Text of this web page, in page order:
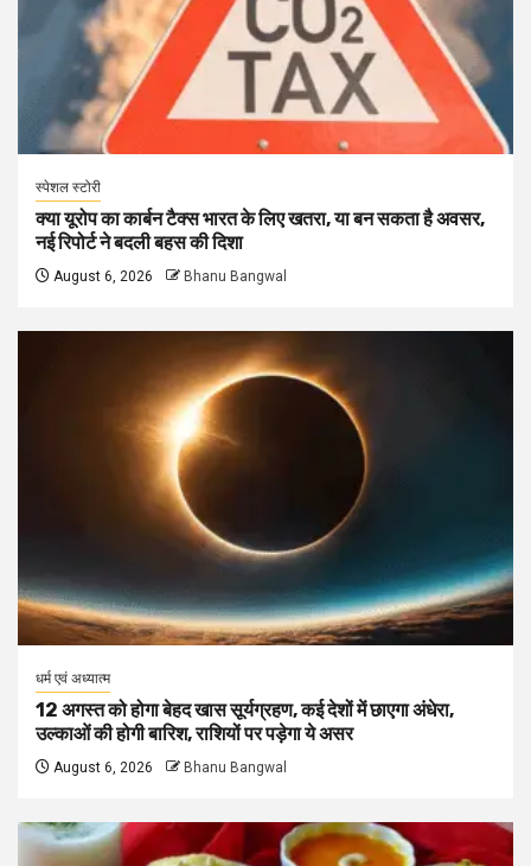
स्पेशल स्टोरी
क्या यूरोप का कार्बन टैक्स भारत के लिए खतरा, या बन सकता है अवसर,
नई रिपोर्ट ने बदली बहस की दिशा
August 6, 2026 Bhanu Bangwal
धर्म एवं अध्यात्म
12 अगस्त को होगा बेहद खास सूर्यग्रहण, कई देशों में छाएगा अंधेरा,
उल्काओं की होगी बारिश, राशियों पर पड़ेगा ये असर
August 6, 2026 Bhanu Bangwal